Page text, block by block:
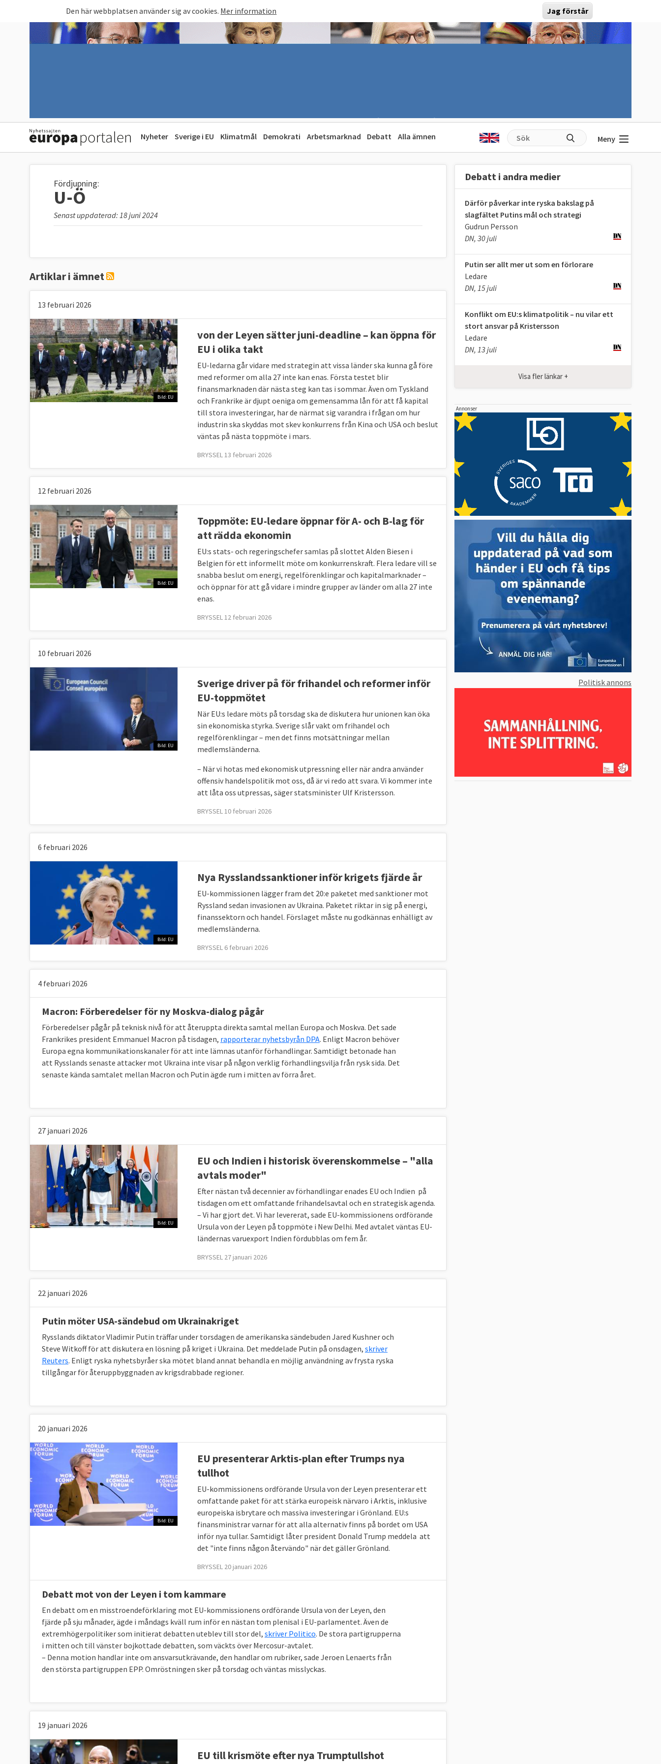
Den här webbplatsen använder sig av cookies. Mer information Jag förstår
Nyheter Sverige i EU Klimatmål Demokrati Arbetsmarknad Debatt Alla ämnen Meny
Fördjupning:
U-Ö
Senast uppdaterad: 18 juni 2024
Artiklar i ämnet
13 februari 2026
Bild: EU
von der Leyen sätter juni-deadline – kan öppna för
EU i olika takt
EU-ledarna går vidare med strategin att vissa länder ska kunna gå före
med reformer om alla 27 inte kan enas. Första testet blir
finansmarknaden där nästa steg kan tas i sommar. Även om Tyskland
och Frankrike är djupt oeniga om gemensamma lån för att få kapital
till stora investeringar, har de närmat sig varandra i frågan om hur
industrin ska skyddas mot skev konkurrens från Kina och USA och beslut
väntas på nästa toppmöte i mars.
BRYSSEL 13 februari 2026
12 februari 2026
Bild: EU
Toppmöte: EU-ledare öppnar för A- och B-lag för
att rädda ekonomin
EU:s stats- och regeringschefer samlas på slottet Alden Biesen i
Belgien för ett informellt möte om konkurrenskraft. Flera ledare vill se
snabba beslut om energi, regelförenklingar och kapitalmarknader –
och öppnar för att gå vidare i mindre grupper av länder om alla 27 inte
enas.
BRYSSEL 12 februari 2026
10 februari 2026
Bild: EU
Sverige driver på för frihandel och reformer inför
EU-toppmötet
När EU:s ledare möts på torsdag ska de diskutera hur unionen kan öka
sin ekonomiska styrka. Sverige slår vakt om frihandel och
regelförenklingar – men det finns motsättningar mellan
medlemsländerna.
– När vi hotas med ekonomisk utpressning eller när andra använder
offensiv handelspolitik mot oss, då är vi redo att svara. Vi kommer inte
att låta oss utpressas, säger statsminister Ulf Kristersson.
BRYSSEL 10 februari 2026
6 februari 2026
Bild: EU
Nya Rysslandssanktioner inför krigets fjärde år
EU-kommissionen lägger fram det 20:e paketet med sanktioner mot
Ryssland sedan invasionen av Ukraina. Paketet riktar in sig på energi,
finanssektorn och handel. Förslaget måste nu godkännas enhälligt av
medlemsländerna.
BRYSSEL 6 februari 2026
4 februari 2026
Macron: Förberedelser för ny Moskva-dialog pågår
Förberedelser pågår på teknisk nivå för att återuppta direkta samtal mellan Europa och Moskva. Det sade
Frankrikes president Emmanuel Macron på tisdagen, rapporterar nyhetsbyrån DPA. Enligt Macron behöver
Europa egna kommunikationskanaler för att inte lämnas utanför förhandlingar. Samtidigt betonade han
att Rysslands senaste attacker mot Ukraina inte visar på någon verklig förhandlingsvilja från rysk sida. Det
senaste kända samtalet mellan Macron och Putin ägde rum i mitten av förra året.
27 januari 2026
Bild: EU
EU och Indien i historisk överenskommelse – "alla
avtals moder"
Efter nästan två decennier av förhandlingar enades EU och Indien på
tisdagen om ett omfattande frihandelsavtal och en strategisk agenda.
– Vi har gjort det. Vi har levererat, sade EU-kommissionens ordförande
Ursula von der Leyen på toppmöte i New Delhi. Med avtalet väntas EU-
ländernas varuexport Indien fördubblas om fem år.
BRYSSEL 27 januari 2026
22 januari 2026
Putin möter USA-sändebud om Ukrainakriget
Rysslands diktator Vladimir Putin träffar under torsdagen de amerikanska sändebuden Jared Kushner och
Steve Witkoff för att diskutera en lösning på kriget i Ukraina. Det meddelade Putin på onsdagen, skriver
Reuters. Enligt ryska nyhetsbyråer ska mötet bland annat behandla en möjlig användning av frysta ryska
tillgångar för återuppbyggnaden av krigsdrabbade regioner.
20 januari 2026
Bild: EU
EU presenterar Arktis-plan efter Trumps nya
tullhot
EU-kommissionens ordförande Ursula von der Leyen presenterar ett
omfattande paket för att stärka europeisk närvaro i Arktis, inklusive
europeiska isbrytare och massiva investeringar i Grönland. EU:s
finansministrar varnar för att alla alternativ finns på bordet om USA
inför nya tullar. Samtidigt låter president Donald Trump meddela att
det "inte finns någon återvändo" när det gäller Grönland.
BRYSSEL 20 januari 2026
Debatt mot von der Leyen i tom kammare
En debatt om en misstroendeförklaring mot EU-kommissionens ordförande Ursula von der Leyen, den
fjärde på sju månader, ägde i måndags kväll rum inför en nästan tom plenisal i EU-parlamentet. Även de
extremhögerpolitiker som initierat debatten uteblev till stor del, skriver Politico. De stora partigrupperna
i mitten och till vänster bojkottade debatten, som väckts över Mercosur-avtalet.
– Denna motion handlar inte om ansvarsutkrävande, den handlar om rubriker, sade Jeroen Lenaerts från
den största partigruppen EPP. Omröstningen sker på torsdag och väntas misslyckas.
19 januari 2026
EU till krismöte efter nya Trumptullshot
Debatt i andra medier
Därför påverkar inte ryska bakslag på
slagfältet Putins mål och strategi
Gudrun Persson
DN, 30 juli
Putin ser allt mer ut som en förlorare
Ledare
DN, 15 juli
Konflikt om EU:s klimatpolitik – nu vilar ett
stort ansvar på Kristersson
Ledare
DN, 13 juli
Visa fler länkar +
Annonser
Politisk annons